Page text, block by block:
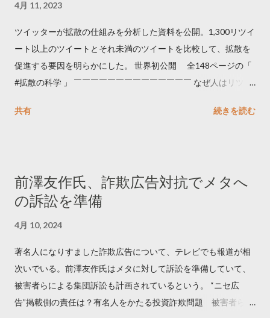
4月 11, 2023
ツイッターが拡散の仕組みを分析した資料を公開。1,300リツイ
ート以上のツイートとそれ未満のツイートを比較して、拡散を
促進する要因を明らかにした。 世界初公開 全148ページの「
#拡散の科学 」 ￣￣￣￣￣￣￣￣￣￣￣￣￣￣ なぜ人はリツイ
学しました。 ー バズの目安は1300リツイート ー 人は16の熱量
トするのか？ https://marketing.twitter.com/ja/insights/kakusan
共有 続きを読む
前澤友作氏、詐欺広告対抗でメタへ
の訴訟を準備
4月 10, 2024
著名人になりすました詐欺広告について、テレビでも報道が相
次いでいる。前澤友作氏はメタに対して訴訟を準備していて、
被害者らによる集団訴訟も計画されているという。 “ニセ広
告”掲載側の責任は？有名人をかたる投資詐欺問題 被害者らが